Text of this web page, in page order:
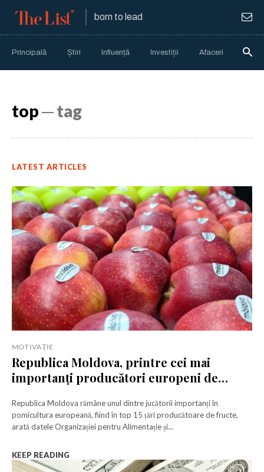
born to lead
Principală Știri Influență Investiții Afaceri
top─ tag
LATEST ARTICLES
MOTIVAȚIE
Republica Moldova, printre cei mai
importanți producători europeni de
Republica Moldova rămâne unul dintre jucătorii importanți în
pomicultura europeană, fiind în top 15 țări producătoare de fructe,
arată datele Organizației pentru Alimentație și...
KEEP READING